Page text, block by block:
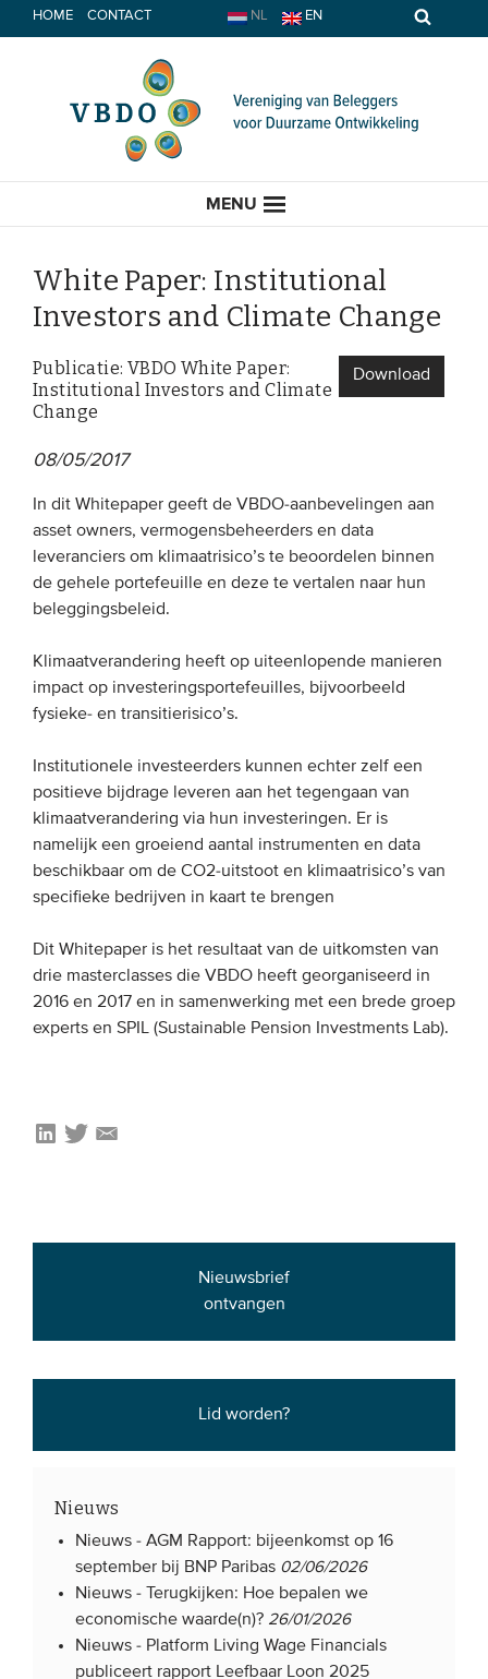
Spring
naar
HOME CONTACT NL EN
MENU
HOME
ACTUEEL
Van de VBDO
MEDIA
Podcasts
Video’s
Vereniging
Onze leden
Kennisdeling
White Paper: Institutional
Investors and Climate Change
Download
Publicatie: VBDO White Paper:
Institutional Investors and Climate
Change
08/05/2017
In dit Whitepaper geeft de VBDO-aanbevelingen aan
asset owners, vermogensbeheerders en data
leveranciers om klimaatrisico’s te beoordelen binnen
de gehele portefeuille en deze te vertalen naar hun
beleggingsbeleid.
Klimaatverandering heeft op uiteenlopende manieren
impact op investeringsportefeuilles, bijvoorbeeld
fysieke- en transitierisico’s.
Institutionele investeerders kunnen echter zelf een
positieve bijdrage leveren aan het tegengaan van
klimaatverandering via hun investeringen. Er is
namelijk een groeiend aantal instrumenten en data
beschikbaar om de CO2-uitstoot en klimaatrisico’s van
specifieke bedrijven in kaart te brengen
Dit Whitepaper is het resultaat van de uitkomsten van
drie masterclasses die VBDO heeft georganiseerd in
2016 en 2017 en in samenwerking met een brede groep
experts en SPIL (Sustainable Pension Investments Lab).
Nieuwsbrief
ontvangen
Lid worden?
Nieuws
Nieuws -AGM Rapport: bijeenkomst op 16
september bij BNP Paribas 02/06/2026
Nieuws - Terugkijken: Hoe bepalen we
economische waarde(n)? 26/01/2026
Nieuws - Platform Living Wage Financials
publiceert rapport Leefbaar Loon 2025